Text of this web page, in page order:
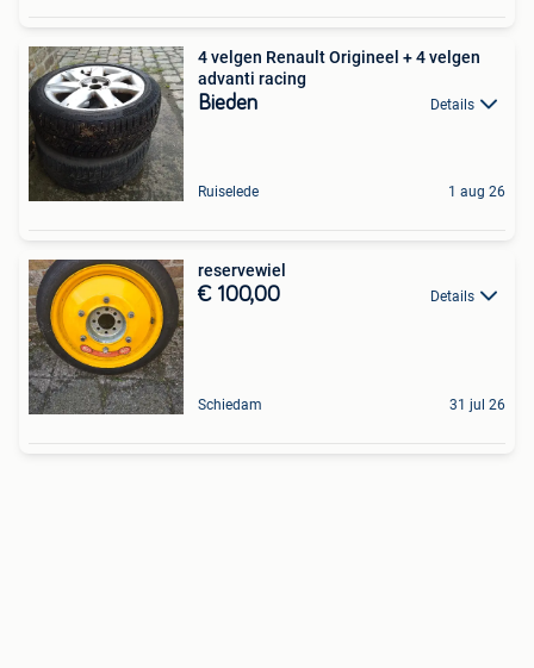
4 velgen Renault Origineel + 4 velgen
advanti racing
Bieden Details
Ruiselede 1 aug 26
reservewiel
€ 100,00 Details
Schiedam 31 jul 26